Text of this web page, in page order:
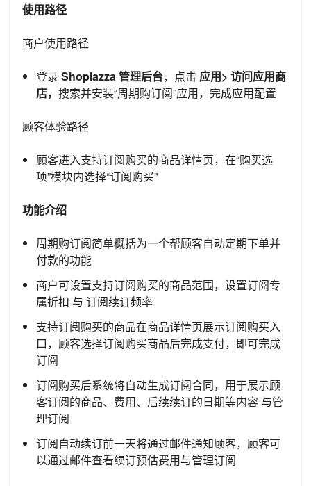
使用路径
商户使用路径
登录 Shoplazza 管理后台，点击 应用> 访问应用商
店， 搜索并安装“周期购订阅”应用，完成应用配置
顾客体验路径
顾客进入支持订阅购买的商品详情页，在“购买选
项”模块内选择“订阅购买”
功能介绍
周期购订阅简单概括为一个帮顾客自动定期下单并
付款的功能
商户可设置支持订阅购买的商品范围，设置订阅专
属折扣 与 订阅续订频率
支持订阅购买的商品在商品详情页展示订阅购买入
口，顾客选择订阅购买商品后完成支付，即可完成
订阅
订阅购买后系统将自动生成订阅合同，用于展示顾
客订阅的商品、费用、后续续订的日期等内容 与管
理订阅
订阅自动续订前一天将通过邮件通知顾客，顾客可
以通过邮件查看续订预估费用与管理订阅